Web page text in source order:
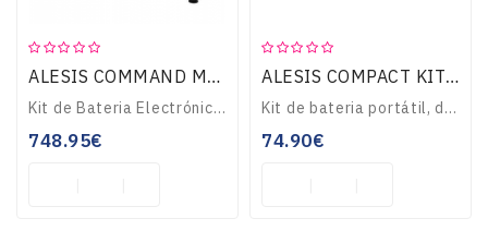
Instrumentos
De
ALESIS COMMAND MESH KIT
Kit de Bateria Electrónica de 8-Peças com rede no pad bombo, tarola e timbalões. Módulo com 600 sons, até 70 kits, importação de samples por usb, entrada para 1..
748.95€
ALESIS COMPACT KIT 4
Kit de bateria portátil, de mesa, com 4-pads. 4 pads sensíveis ao toque. 70 sons de percussão e 50 play-along. Inclui baquetas e transformador. Funciona com pil..
74.90€